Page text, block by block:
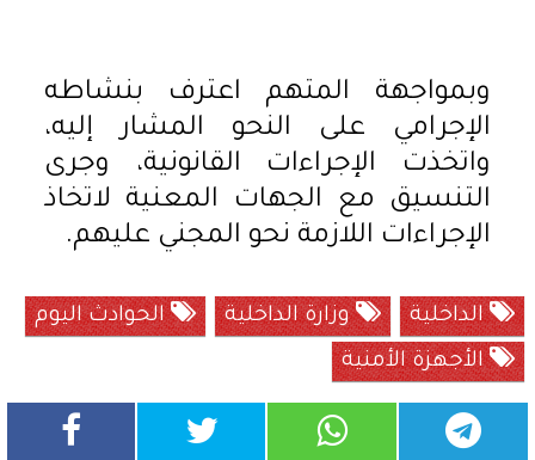
وبمواجهة المتهم اعترف بنشاطه
الإجرامي على النحو المشار إليه،
واتخذت الإجراءات القانونية، وجرى
التنسيق مع الجهات المعنية لاتخاذ
الإجراءات اللازمة نحو المجني عليهم.
الداخلية وزارة الداخلية
الحوادث اليوم
الأجهزة الأمنية